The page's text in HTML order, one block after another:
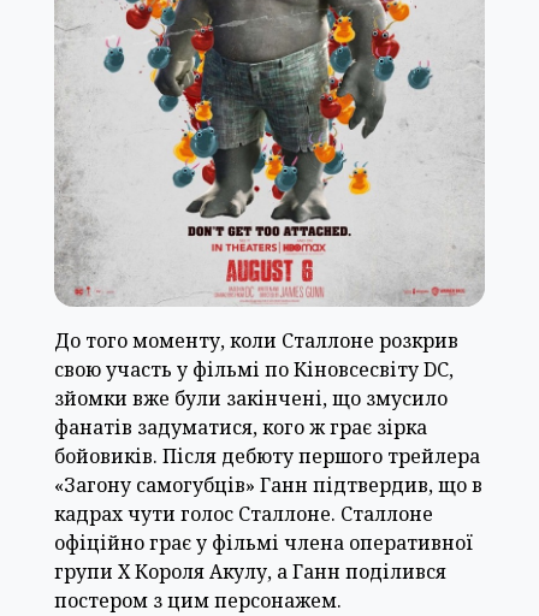
До того моменту, коли Сталлоне розкрив
свою участь у фільмі по Кіновсесвіту DC,
зйомки вже були закінчені, що змусило
фанатів задуматися, кого ж грає зірка
бойовиків. Після дебюту першого трейлера
«Загону самогубців» Ганн підтвердив, що в
кадрах чути голос Сталлоне. Сталлоне
офіційно грає у фільмі члена оперативної
групи X Короля Акулу, а Ганн поділився
постером з цим персонажем.